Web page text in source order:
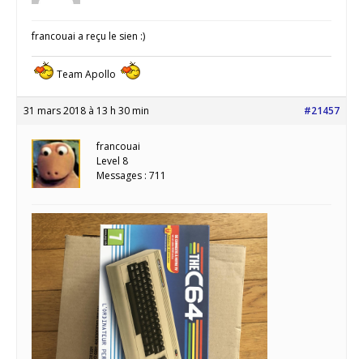
francouai a reçu le sien :)
Team Apollo
31 mars 2018 à 13 h 30 min #21457
francouai
Level 8
Messages : 711